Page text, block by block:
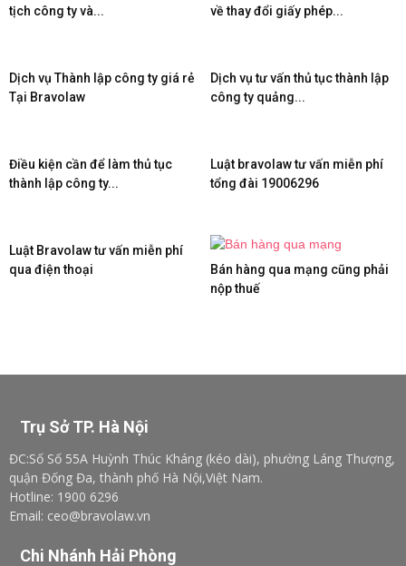
tịch công ty và...
về thay đổi giấy phép...
Dịch vụ Thành lập công ty giá rẻ
Tại Bravolaw
Dịch vụ tư vấn thủ tục thành lập
công ty quảng...
Điều kiện cần để làm thủ tục
thành lập công ty...
Luật bravolaw tư vấn miễn phí
tổng đài 19006296
Luật Bravolaw tư vấn miễn phí
qua điện thoại
Bán hàng qua mạng cũng phải
nộp thuế
Trụ Sở TP. Hà Nội
ĐC:Số Số 55A Huỳnh Thúc Kháng (kéo dài), phường Láng Thượng,
quận Đống Đa, thành phố Hà Nội,Việt Nam.
Hotline: 1900 6296
Email: ceo@bravolaw.vn
Chi Nhánh Hải Phòng